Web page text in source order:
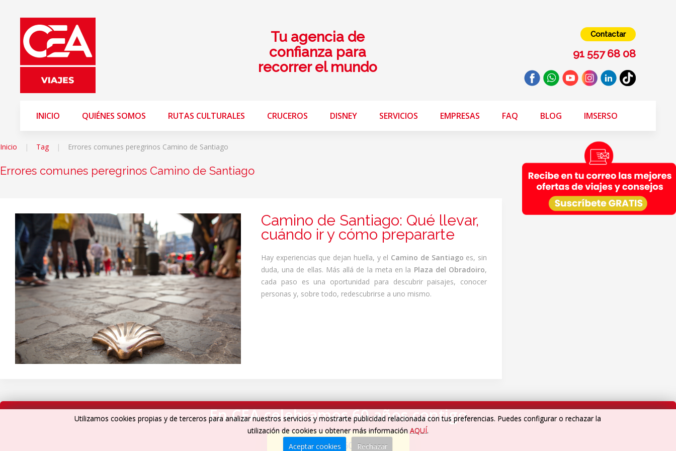
Tu agencia de
confianza para
recorrer el mundo
Contactar
91 557 68 08
INICIO QUIÉNES SOMOS RUTAS CULTURALES CRUCEROS DISNEY SERVICIOS EMPRESAS FAQ BLOG IMSERSO
Inicio Tag Errores comunes peregrinos Camino de Santiago
Errores comunes peregrinos Camino de Santiago
Camino de Santiago: Qué llevar,
cuándo ir y cómo prepararte
Hay experiencias que dejan huella, y el Camino de Santiago es, sin
duda, una de ellas. Más allá de la meta en la Plaza del Obradoiro,
cada paso es una oportunidad para descubrir paisajes, conocer
personas y, sobre todo, redescubrirse a uno mismo.
En CEA celebramos 60 años contigo
Cumplimos 60 años→
Utilizamos cookies propias y de terceros para analizar nuestros servicios y mostrarte publicidad relacionada con tus preferencias. Puedes configurar o rechazar la
utilización de cookies u obtener más información AQUÍ.
Aceptar cookies
Rechazar